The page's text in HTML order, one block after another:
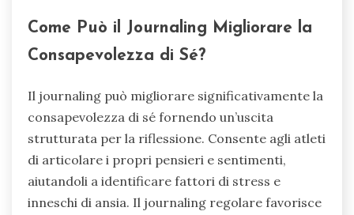
Come Può il Journaling Migliorare la
Consapevolezza di Sé?
Il journaling può migliorare significativamente la
consapevolezza di sé fornendo un’uscita
strutturata per la riflessione. Consente agli atleti
di articolare i propri pensieri e sentimenti,
aiutandoli a identificare fattori di stress e
inneschi di ansia. Il journaling regolare favorisce